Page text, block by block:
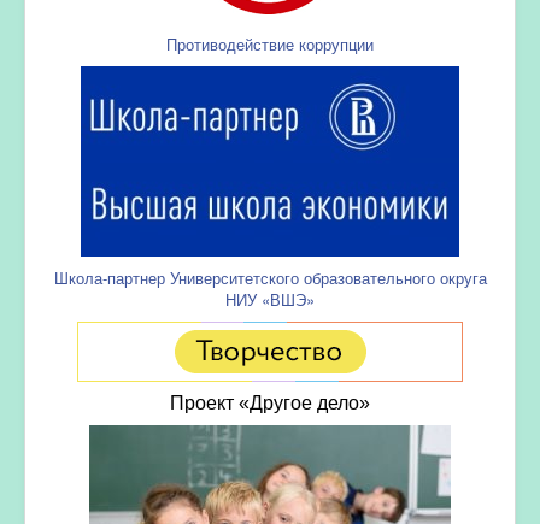
Противодействие коррупции
Школа-партнер Университетского образовательного округа
НИУ «ВШЭ»
Проект «Другое дело»